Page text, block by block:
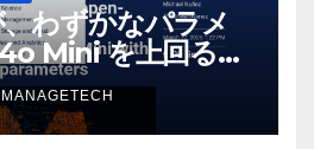
わずかなパラメ
Mini を上回る新
ース モデルをリ
MANAGETECH